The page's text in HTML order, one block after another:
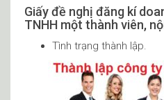
Giấy đề nghị đăng kí
TNHH một thành viên,
Tình trạng thành lập.